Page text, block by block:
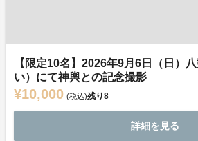
【限定10名】2026年9月6日（日）
い）にて神輿との記念撮影
¥10,000 (税込)残り8
詳細を見る